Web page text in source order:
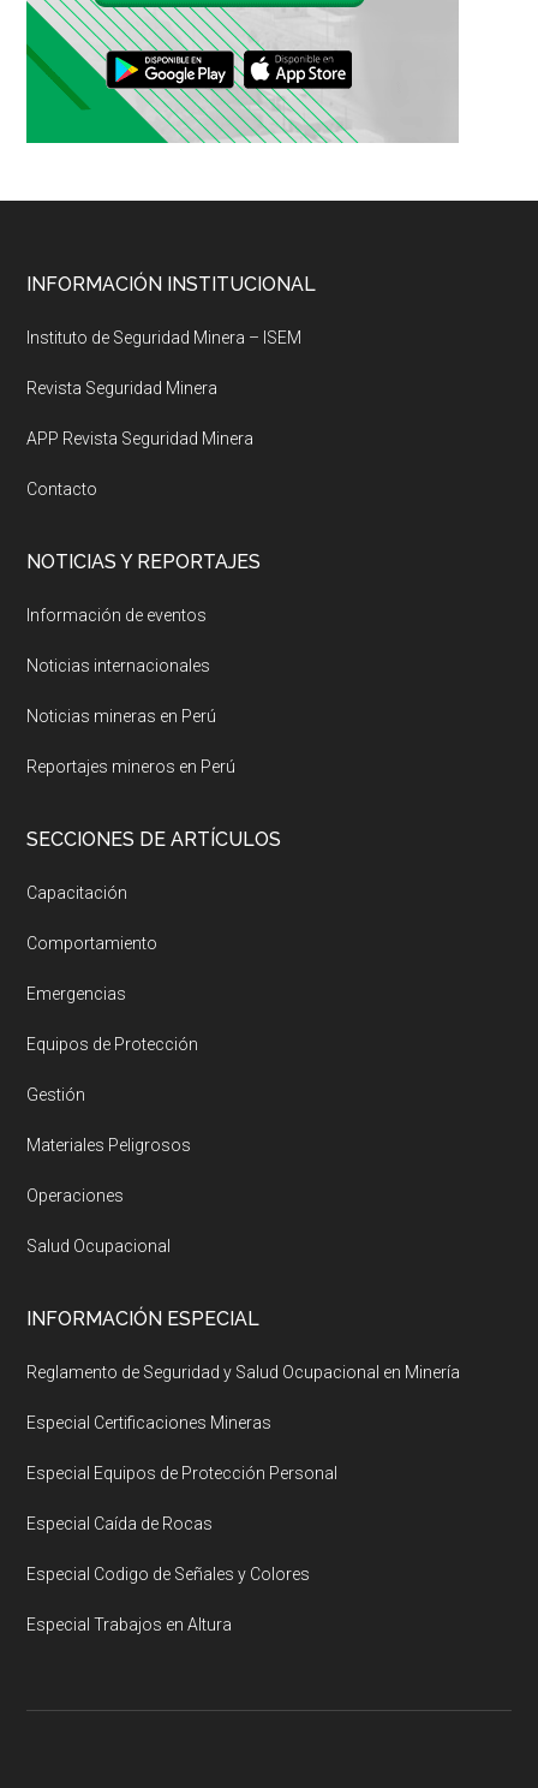
Footer
INFORMACIÓN INSTITUCIONAL
Instituto de Seguridad Minera – ISEM
Revista Seguridad Minera
APP Revista Seguridad Minera
Contacto
NOTICIAS Y REPORTAJES
Información de eventos
Noticias internacionales
Noticias mineras en Perú
Reportajes mineros en Perú
SECCIONES DE ARTÍCULOS
Capacitación
Comportamiento
Emergencias
Equipos de Protección
Gestión
Materiales Peligrosos
Operaciones
Salud Ocupacional
INFORMACIÓN ESPECIAL
Reglamento de Seguridad y Salud Ocupacional en Minería
Especial Certificaciones Mineras
Especial Equipos de Protección Personal
Especial Caída de Rocas
Especial Codigo de Señales y Colores
Especial Trabajos en Altura